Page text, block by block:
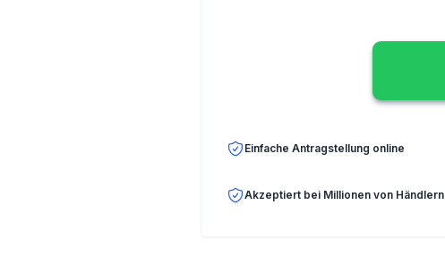
Einfache Antragstellung online
Akzeptiert bei Millionen von Händlern